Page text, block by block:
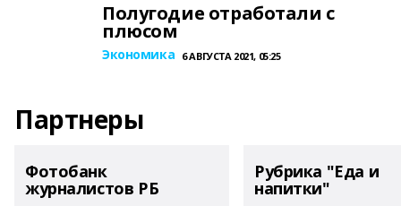
Полугодие отработали с
плюсом
Экономика 6 АВГУСТА 2021, 05:25
Партнеры
Фотобанк
журналистов РБ
Рубрика "Еда и
напитки"